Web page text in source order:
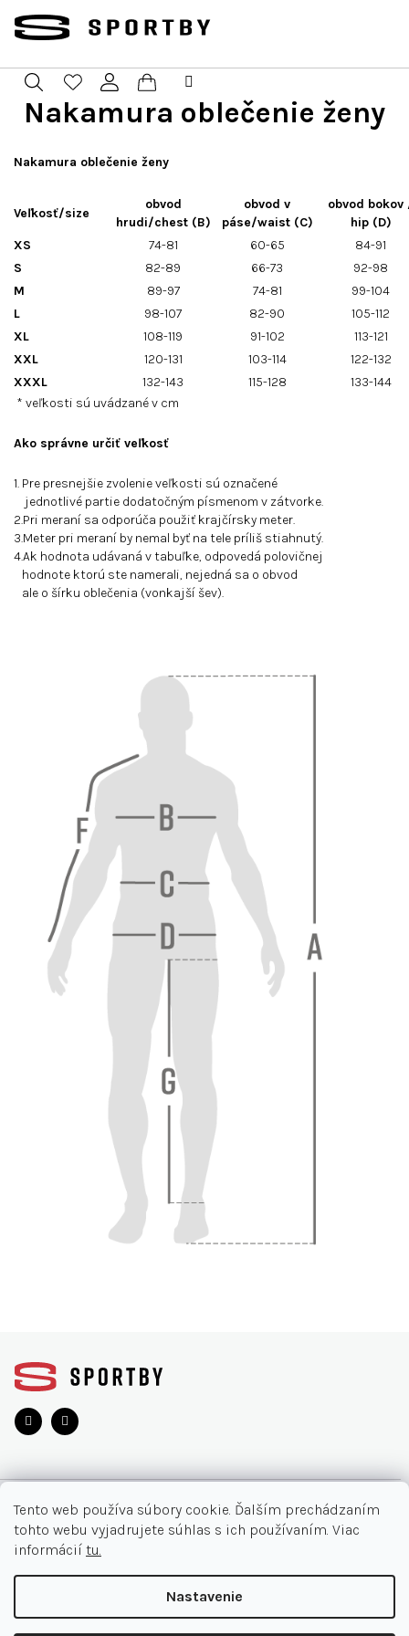
Tento web používa súbory cookie. Ďalším prechádzaním
tohto webu vyjadrujete súhlas s ich používaním. Viac
informácií tu.
Nastavenie
obsah
Hľadať PrihlásenieNákupný
košík
Nakamura oblečenie ženy
Nakamura oblečenie ženy
Veľkosť/size
obvod
hrudi/chest (B)
obvod v
páse/waist (C)
obvod bokov
hip (D)
XS
74-81 60-65
84-91
S
82-89 66-73
92-98
M
89-97 74-81
99-104
L
98-107 82-90
105-112
XL
108-119 91-102
113-121
XXL
120-131 103-114
122-132
XXXL
132-143 115-128
133-144
* veľkosti sú uvádzané v cm
Ako správne určiť veľkosť
1. Pre presnejšie zvolenie veľkosti sú označené
jednotlivé partie dodatočným písmenom v zátvorke.
2.Pri meraní sa odporúča použiť krajčírsky meter.
3.Meter pri meraní by nemal byť na tele príliš stiahnutý.
4.Ak hodnota udávaná v tabuľke, odpovedá polovičnej
hodnote ktorú ste namerali, nejedná sa o obvod
ale o šírku oblečenia (vonkajší šev).
e
O NÁKUPE
Moja objednávka
Najčastejšie otázky
Obchodné podmienky
INFORMÁCIE
Akcie